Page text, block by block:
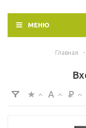
МЕНЮ
Главная -